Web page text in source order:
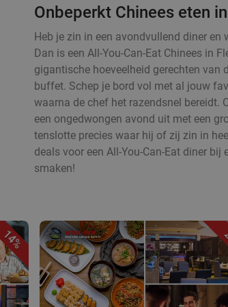
Onbeperkt Chinees eten
Heb je zin in een avondvullend diner
Dan is een All-You-Can-Eat Chinees in
gigantische hoeveelheid gerechten van
buffet. Schep je bord vol met al jouw
waarna de chef het razendsnel bereidt.
een ongedwongen avond uit met een
tenslotte precies waar hij of zij zin in
deals voor een All-You-Can-Eat diner
smaken!
14%